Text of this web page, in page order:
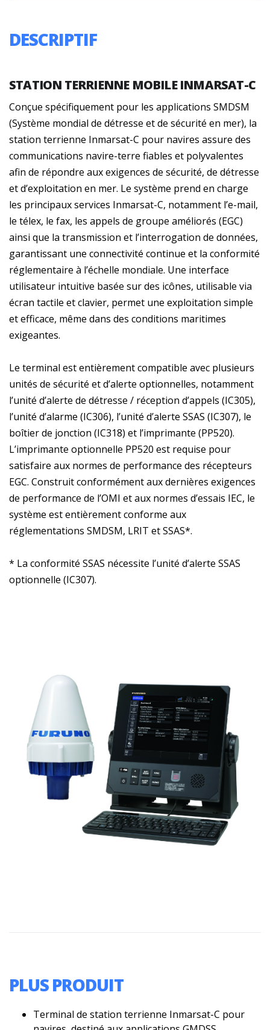
DESCRIPTIF
STATION TERRIENNE MOBILE INMARSAT-C
Conçue spécifiquement pour les applications SMDSM
(Système mondial de détresse et de sécurité en mer), la
station terrienne Inmarsat-C pour navires assure des
communications navire-terre fiables et polyvalentes
afin de répondre aux exigences de sécurité, de détresse
et d’exploitation en mer. Le système prend en charge
les principaux services Inmarsat-C, notamment l’e-mail,
le télex, le fax, les appels de groupe améliorés (EGC)
ainsi que la transmission et l’interrogation de données,
garantissant une connectivité continue et la conformité
réglementaire à l’échelle mondiale. Une interface
utilisateur intuitive basée sur des icônes, utilisable via
écran tactile et clavier, permet une exploitation simple
et efficace, même dans des conditions maritimes
exigeantes.
Le terminal est entièrement compatible avec plusieurs
unités de sécurité et d’alerte optionnelles, notamment
l’unité d’alerte de détresse / réception d’appels (IC305),
l’unité d’alarme (IC306), l’unité d’alerte SSAS (IC307), le
boîtier de jonction (IC318) et l’imprimante (PP520).
L’imprimante optionnelle PP520 est requise pour
satisfaire aux normes de performance des récepteurs
EGC. Construit conformément aux dernières exigences
de performance de l’OMI et aux normes d’essais IEC, le
système est entièrement conforme aux
réglementations SMDSM, LRIT et SSAS*.
* La conformité SSAS nécessite l’unité d’alerte SSAS
optionnelle (IC307).
PLUS PRODUIT
Terminal de station terrienne Inmarsat-C pour